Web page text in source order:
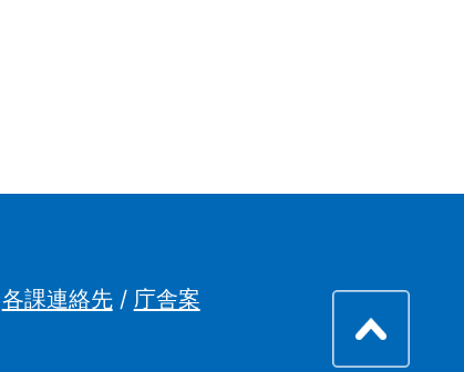
各課連絡先/ 庁舎案